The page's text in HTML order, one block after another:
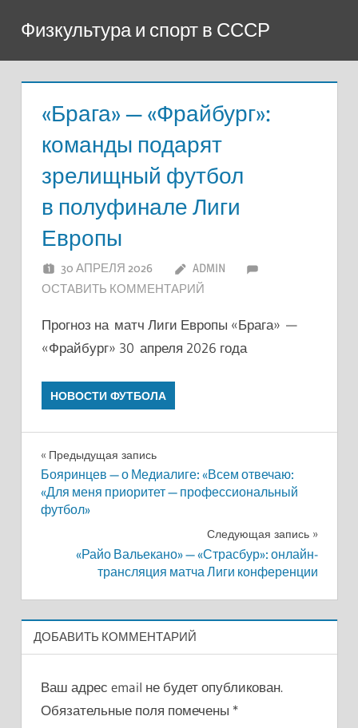
содержимому
Физкультура и спорт в СССР
«Брага» — «Фрайбург»:
команды подарят
зрелищный футбол
в полуфинале Лиги
Европы
30 АПРЕЛЯ 2026
ADMIN
ОСТАВИТЬ КОММЕНТАРИЙ
Прогноз на матч Лиги Европы «Брага» —
«Фрайбург» 30 апреля 2026 года
НОВОСТИ ФУТБОЛА
Навигация
по
записям
Предыдущая запись
Бояринцев — о Медиалиге: «Всем отвечаю:
«Для меня приоритет — профессиональный
футбол»
Следующая запись
«Райо Вальекано» — «Страсбур»: онлайн-
трансляция матча Лиги конференции
ДОБАВИТЬ КОММЕНТАРИЙ
Ваш адрес email не будет опубликован.
Обязательные поля помечены *